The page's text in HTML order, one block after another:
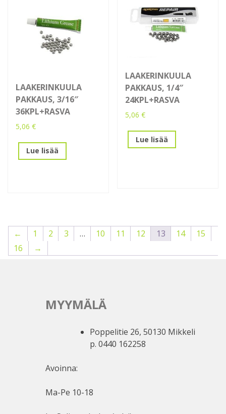
LAAKERINKUULA
PAKKAUS, 3/16″
36KPL+RASVA
5,06 €
Lue lisää
LAAKERINKUULA
PAKKAUS, 1/4″
24KPL+RASVA
5,06€
Lue lisää
← 1 2 3 … 10 11 12 13 14
15
16
→
MYYMÄLÄ
Poppelitie 26, 50130 Mikkeli
p. 0440 162258
Avoinna:
Ma-Pe 10-18